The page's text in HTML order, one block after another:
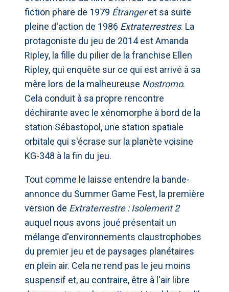
fiction phare de 1979 Étrangeret sa suite
pleine d'action de 1986 Extraterrestres. La
protagoniste du jeu de 2014 est Amanda
Ripley, la fille du pilier de la franchise Ellen
Ripley, qui enquête sur ce qui est arrivé à sa
mère lors de la malheureuse Nostromo.
Cela conduit à sa propre rencontre
déchirante avec le xénomorphe à bord de la
station Sébastopol, une station spatiale
orbitale qui s'écrase sur la planète voisine
KG-348 à la fin du jeu.
Tout comme le laisse entendre la bande-
annonce du Summer Game Fest, la première
version de Extraterrestre : Isolement 2
auquel nous avons joué présentait un
mélange d'environnements claustrophobes
du premier jeu et de paysages planétaires
en plein air. Cela ne rend pas le jeu moins
suspensif et, au contraire, être à l'air libre